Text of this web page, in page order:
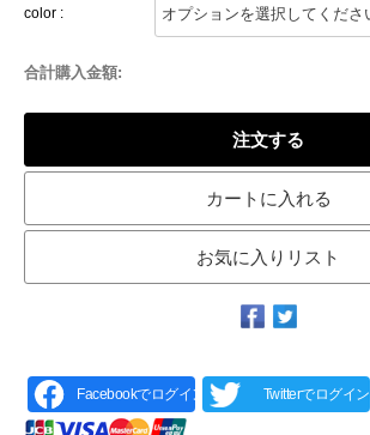
color :
合計購入金額:
注文する
カートに入れる
お気に入りリスト
Facebookでログイン Twitterでログイン